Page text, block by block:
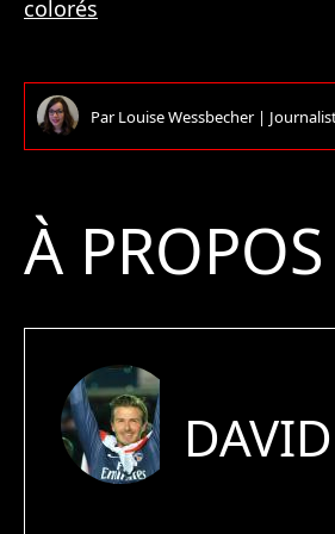
colorés
ParLouise Wessbecher |
À